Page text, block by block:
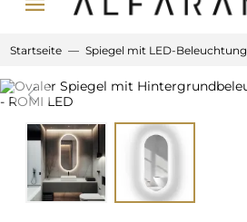
Startseite Spiegel mit LED-Beleuchtung
Previous